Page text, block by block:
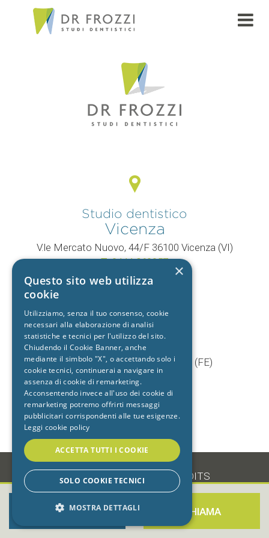
Studio dentistico
Vicenza
V.le Mercato Nuovo, 44/F 36100 Vicenza (VI)
T.0444 960057
+39 392 9402704
Studio dentistico
Cento
Via Baruffaldi, 5/1 44042 Cento (FE)
T.051 903603
+39 333 7722725
•PRIVACY•COOKIE CREDITS
PRENOTA ORA CHIAMA
×
Questo sito web utilizza
cookie
Utilizziamo, senza il tuo consenso, cookie
necessari alla elaborazione di analisi
statistiche e tecnici per l'utilizzo del sito.
Chiudendo il Cookie Banner, anche
mediante il simbolo "X", o accettando solo i
cookie tecnici, continuerai a navigare in
assenza di cookie di remarketing.
Acconsentendo invece all'uso dei cookie di
remarketing potremo offrirti messaggi
pubblicitari corrispondenti alle tue esigenze.
Leggi cookie policy
ACCETTA TUTTI I COOKIE
SOLO COOKIE TECNICI
MOSTRA DETTAGLI
STRETTAMENTE NECESSARI